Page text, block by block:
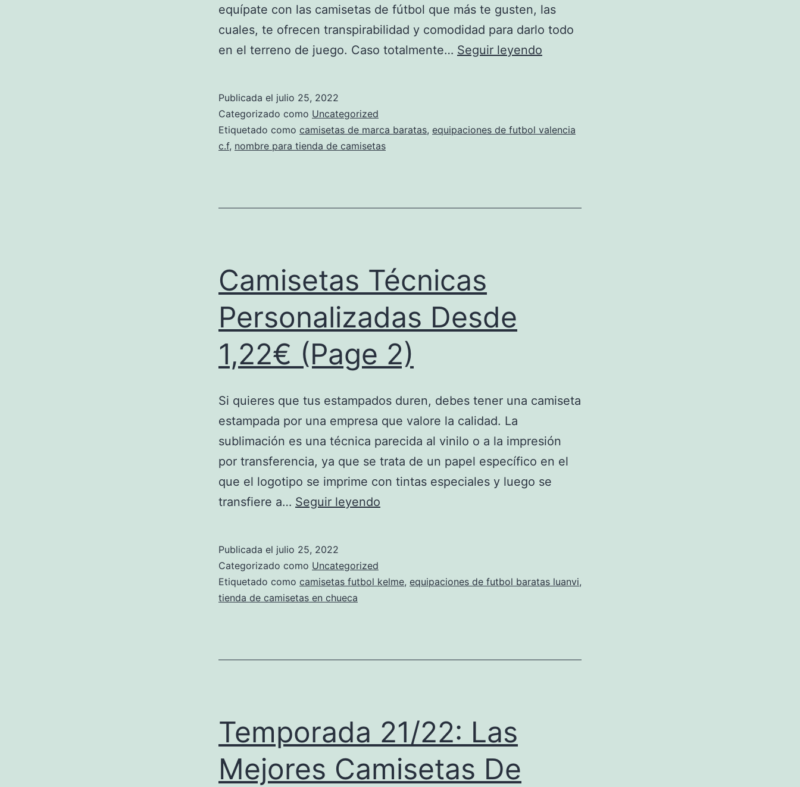
equípate con las camisetas de fútbol que más te gusten, las
cuales, te ofrecen transpirabilidad y comodidad para darlo todo
en el terreno de juego. Caso totalmente… Seguir leyendo
Y
Equipos
Publicada el julio 25, 2022
Categorizado como Uncategorized
Etiquetado como camisetas de marca baratas, equipaciones de futbol valencia
c.f, nombre para tienda de camisetas
Camisetas Técnicas
Personalizadas Desde
1,22€ (Page 2)
Si quieres que tus estampados duren, debes tener una camiseta
estampada por una empresa que valore la calidad. La
sublimación es una técnica parecida al vinilo o a la impresión
por transferencia, ya que se trata de un papel específico en el
que el logotipo se imprime con tintas especiales y luego se
transfiere a… Seguir leyendo
1,22€
Publicada el julio 25, 2022
Categorizado como Uncategorized
Etiquetado como camisetas futbol kelme, equipaciones de futbol baratas luanvi,
tienda de camisetas en chueca
Temporada 21/22: Las
Mejores Camisetas De